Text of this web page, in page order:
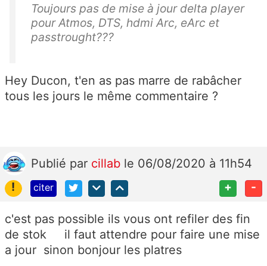
Toujours pas de mise à jour delta player
pour Atmos, DTS, hdmi Arc, eArc et
passtrought???
Hey Ducon, t'en as pas marre de rabâcher
tous les jours le même commentaire ?
Publié par cillab le 06/08/2020 à 11h54
!
citer + -
c'est pas possible ils vous ont refiler des fin
de stok il faut attendre pour faire une mise
a jour sinon bonjour les platres